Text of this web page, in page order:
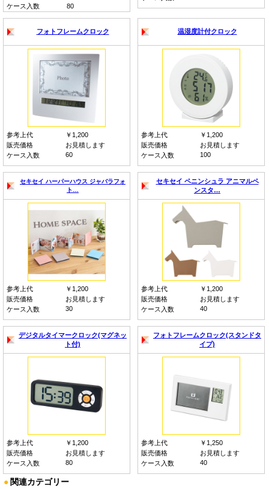
ケース入数 80
フォトフレームクロック
参考上代
￥1,200
販売価格
お見積します
ケース入数
60
温湿度計付クロック
参考上代
￥1,200
販売価格
お見積します
ケース入数
100
セキセイ ハーパーハウス ジャバラフォ
ト…
参考上代
￥1,200
販売価格
お見積します
ケース入数
30
セキセイ ペニンシュラ アニマルペ
ンスタ…
参考上代
￥1,200
販売価格
お見積します
ケース入数
40
デジタルタイマークロック(マグネッ
ト付)
参考上代
￥1,200
販売価格
お見積します
ケース入数
80
フォトフレームクロック(スタンドタ
イプ)
参考上代
￥1,250
販売価格
お見積します
ケース入数
40
● 関連カテゴリー